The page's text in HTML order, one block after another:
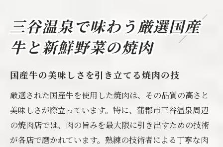
三谷温泉で味わう厳選国産
牛と新鮮野菜の焼肉
国産牛の美味しさを引き立てる焼肉の技
厳選された国産牛を使用した焼肉は、その品質の高さと
美味しさが際立っています。特に、蒲郡市三谷温泉周辺
の焼肉店では、肉の旨みを最大限に引き出すための技術
が各店で磨かれています。熟練の技術者による丁寧な肉